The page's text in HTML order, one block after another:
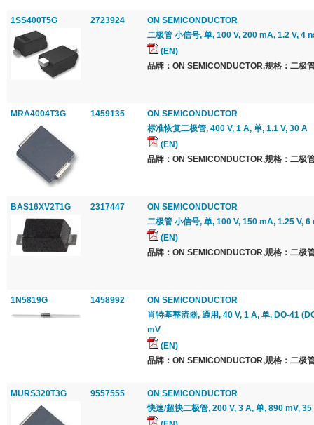
1SS400T5G 2723924
ON SEMICONDUCTOR
二极管 小信号, 单, 100 V, 200 mA, 1.2 V, 4
(EN)
品牌：ON SEMICONDUCTOR,规格：二极
MRA4004T3G 1459135
ON SEMICONDUCTOR
标准恢复二极管, 400 V, 1 A, 单, 1.1 V, 30 A
(EN)
品牌：ON SEMICONDUCTOR,规格：二极
BAS16XV2T1G 2317447
ON SEMICONDUCTOR
二极管 小信号, 单, 100 V, 150 mA, 1.25 V,
(EN)
品牌：ON SEMICONDUCTOR,规格：二极
1N5819G 1458992
ON SEMICONDUCTOR
肖特基整流器, 通用, 40 V, 1 A, 单, DO-41
mV
(EN)
品牌：ON SEMICONDUCTOR,规格：二极
MURS320T3G 9557555
ON SEMICONDUCTOR
快速/超快二极管, 200 V, 3 A, 单, 890 mV,